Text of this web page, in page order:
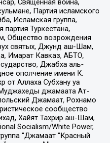
Священная война,
Партия исламского
Исламская группа,
Туркестана,
Общество возрождения
святых, Джунд аш-Шам,
Имарат Кавказ, АБТО,
Джабха аль-
ополчение имени К.
Аллаха Субхану уа
джамаата Ат-
Джамаат, Рохнамо
сообщество
Хайят Тахрир аш-Шам,
Socialism/White Power,
“Джамаат “Красный